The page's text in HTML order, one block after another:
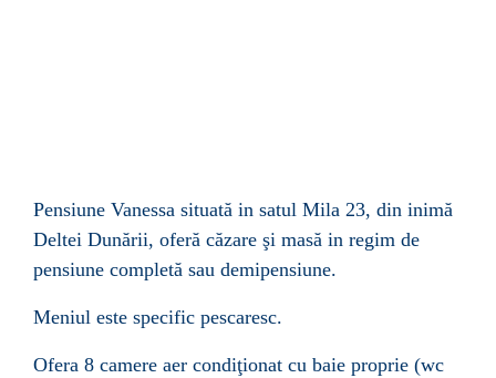
Pensiune Vanessa situată in satul Mila 23, din inimă
Deltei Dunării, oferă căzare şi masă in regim de
pensiune completă sau demipensiune.
Meniul este specific pescaresc.
Ofera 8 camere aer condiţionat cu baie proprie (wc